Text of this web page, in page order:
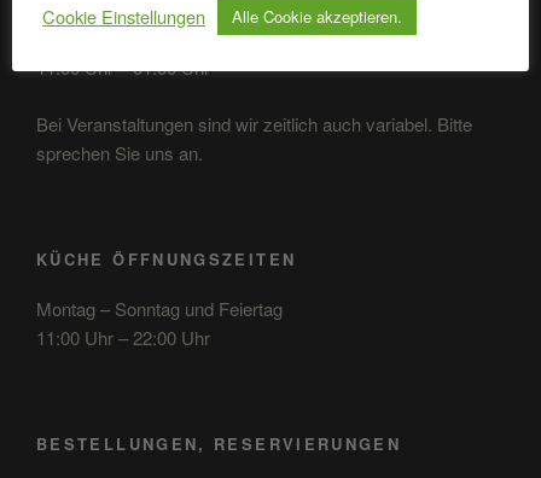
11:00 Uhr – 01:00 Uhr
Bei Veranstaltungen sind wir zeitlich auch variabel. Bitte
sprechen Sie uns an.
KÜCHE ÖFFNUNGSZEITEN
Montag – Sonntag und Feiertag
11:00 Uhr – 22:00 Uhr
BESTELLUNGEN, RESERVIERUNGEN
Cookie Einstellungen
Alle Cookie akzeptieren.